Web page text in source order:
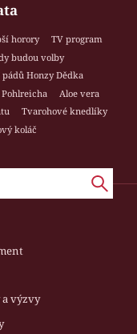
horory
TV program
budou volby
pádů Honzy Dědka
Aloe vera
Tvarohové knedlíky
koláč
a výzvy